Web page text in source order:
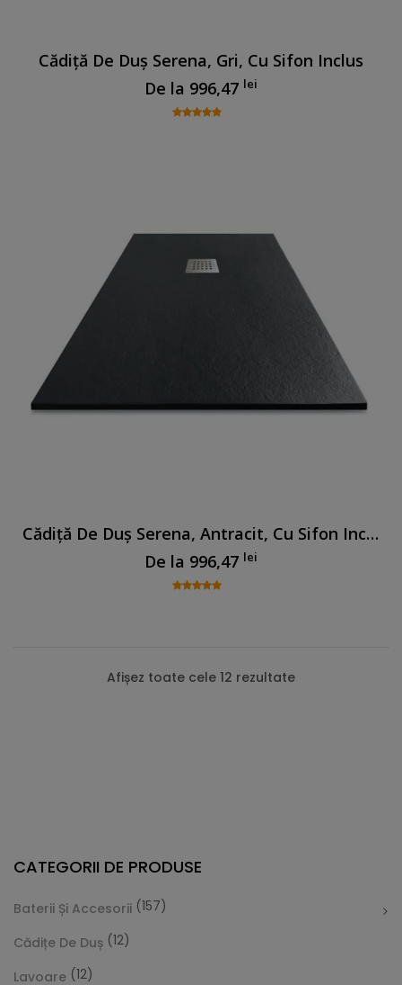
Cădiță De Duș Serena, Gri, Cu Sifon Inclus
De la 996,47 lei
Cădiță De Duș Serena, Antracit, Cu Sifon Inclus
De la 996,47 lei
Afișez toate cele 12 rezultate
CATEGORII DE PRODUSE
Baterii Și Accesorii (157)
Cădițe De Duș (12)
Lavoare (12)